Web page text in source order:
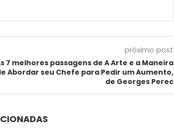
próximo post
7 melhores passagens de A Arte e a Maneira
Abordar seu Chefe para Pedir um Aumento,
de Georges Perec